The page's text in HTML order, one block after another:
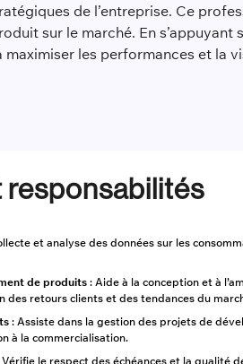
de l’entreprise. Ce
sur le marché. En
maximiser les performances et la
responsabilités
et analyse des données sur les
de produits : Aide à la conception et à
des retours clients et des tendances du
: Assiste dans la gestion des projets de
à la commercialisation.
Vérifie le respect des échéances et la qualité